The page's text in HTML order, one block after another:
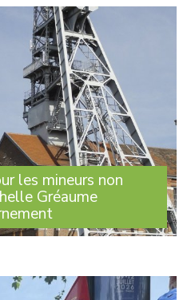
les mineurs non
Gréaume
de nombreux
apportées (...)